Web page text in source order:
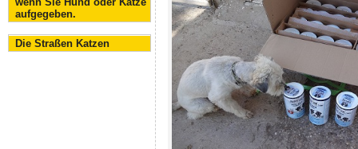
aufgegeben.
Die Straßen Katzen